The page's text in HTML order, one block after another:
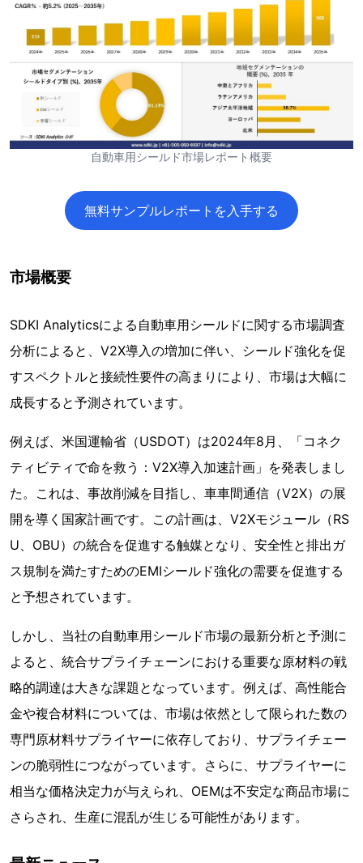
自動車用シールド市場レポート概要
無料サンプルレポートを入手する
市場概要
SDKI Analyticsによる自動車用シールドに関する市場調査
分析によると、V2X導入の増加に伴い、シールド強化を促
すスペクトルと接続性要件の高まりにより、市場は大幅に
成長すると予測されています。
例えば、米国運輸省（USDOT）は2024年8月、「コネク
ティビティで命を救う：V2X導入加速計画」を発表しまし
た。これは、事故削減を目指し、車車間通信（V2X）の展
開を導く国家計画です。この計画は、V2Xモジュール（RS
U、OBU）の統合を促進する触媒となり、安全性と排出ガ
ス規制を満たすためのEMIシールド強化の需要を促進する
と予想されています。
しかし、当社の自動車用シールド市場の最新分析と予測に
よると、統合サプライチェーンにおける重要な原材料の戦
略的調達は大きな課題となっています。例えば、高性能合
金や複合材料については、市場は依然として限られた数の
専門原材料サプライヤーに依存しており、サプライチェー
ンの脆弱性につながっています。さらに、サプライヤーに
相当な価格決定力が与えられ、OEMは不安定な商品市場に
さらされ、生産に混乱が生じる可能性があります。